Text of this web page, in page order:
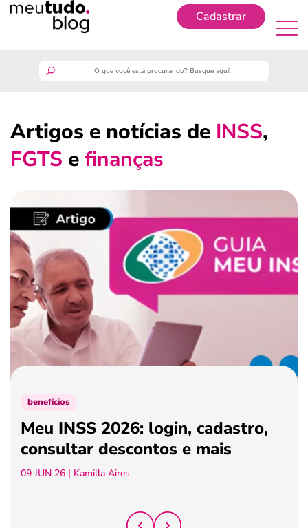
Cadastrar
guia do trabalhador
benefícios
crédito fácil
últimas notícias
ferramentas
Artigos e notícias de INSS,
FGTS efinanças
benefícios
Meu INSS 2026: login, cadastro,
consultar descontos e mais
09 JUN 26 | Kamilla Aires